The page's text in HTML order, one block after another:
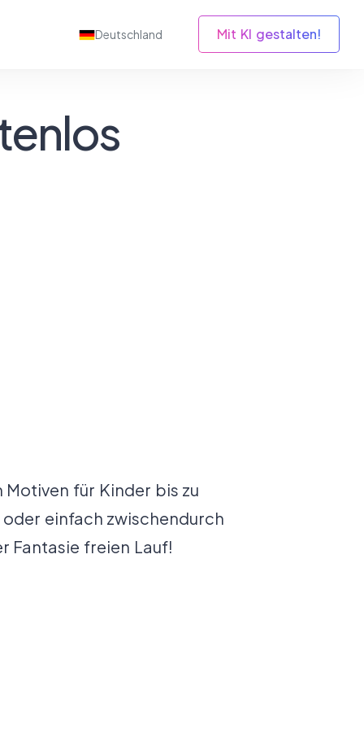
Deutschland Mit KI gestalten!
für Kinder bis zu
einfach zwischendurch
Fantasie freien Lauf!